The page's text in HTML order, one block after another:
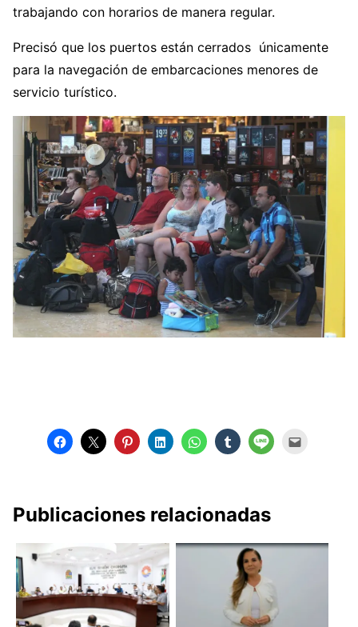
trabajando con horarios de manera regular.
Precisó que los puertos están cerrados únicamente
para la navegación de embarcaciones menores de
servicio turístico.
Publicaciones relacionadas